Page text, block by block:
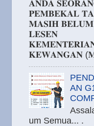
𝐀𝐍𝐃𝐀
𝐏𝐄𝐌𝐁𝐄𝐊𝐀𝐋
𝐌𝐀𝐒𝐈𝐇 𝐁𝐄𝐋𝐔𝐌
𝐋𝐄𝐒𝐄𝐍
𝐊𝐄𝐖𝐀𝐍𝐆𝐀𝐍
AN
um Semua... .